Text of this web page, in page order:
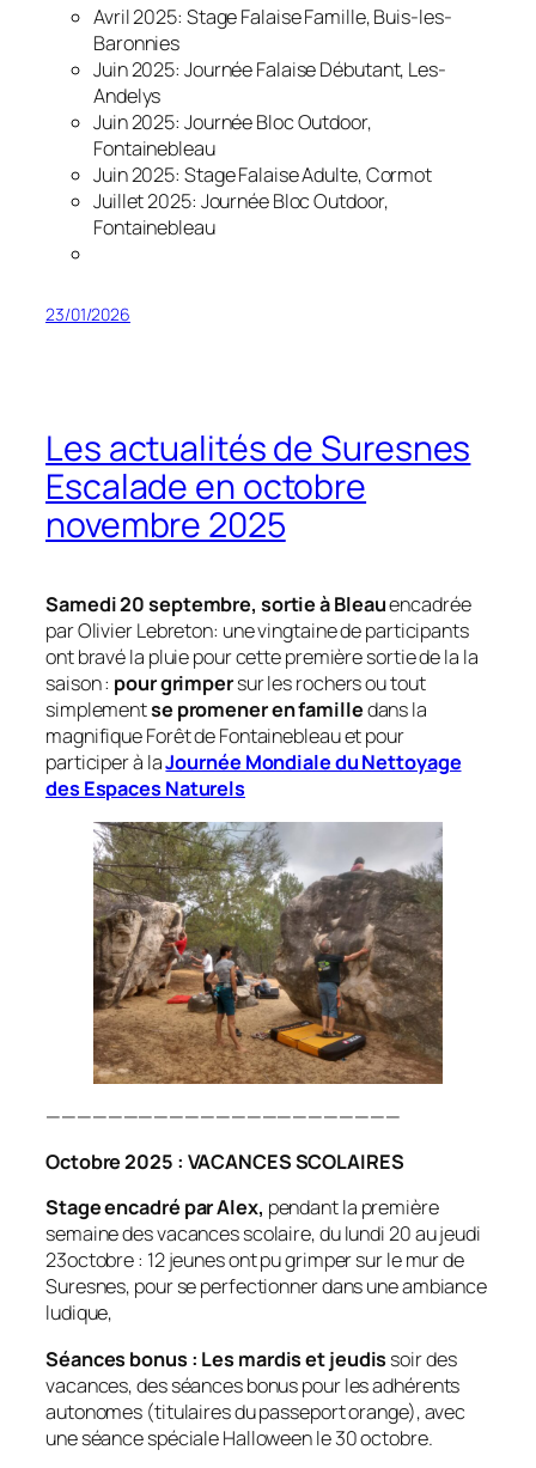
Avril 2025: Stage Falaise Famille, Buis-les-
Baronnies
Juin 2025: Journée Falaise Débutant, Les-
Andelys
Juin 2025: Journée Bloc Outdoor,
Fontainebleau
Juin 2025: Stage Falaise Adulte, Cormot
Juillet 2025: Journée Bloc Outdoor,
Fontainebleau
23/01/2026
Les actualités de Suresnes
Escalade en octobre
novembre 2025
Samedi 20 septembre, sortie à Bleauencadrée
par Olivier Lebreton: une vingtaine de participants
ont bravé la pluie pour cette première sortie de la la
saison : pour grimpersur les rochers ou tout
simplementse promener en familledans la
magnifique Forêt de Fontainebleau et pour
participer à laJournée Mondiale du Nettoyage
des Espaces Naturels
———————————————————————
Octobre 2025 : VACANCES SCOLAIRES
Stage encadré par Alex, pendant la première
semaine des vacances scolaire, du lundi 20 au jeudi
23octobre : 12 jeunes ont pu grimper sur le mur de
Suresnes, pour se perfectionner dans une ambiance
ludique,
Séances bonus : Les mardis et jeudis soir des
vacances, des séances bonus pour les adhérents
autonomes (titulaires du passeport orange), avec
une séance spéciale Halloween le 30 octobre.